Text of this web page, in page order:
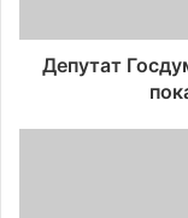
Депутат